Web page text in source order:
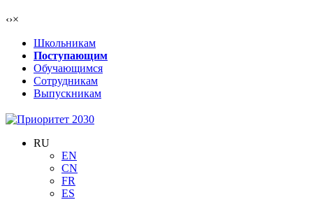
‹›×
Школьникам
Поступающим
Обучающимся
Сотрудникам
Выпускникам
RU
EN
CN
FR
ES